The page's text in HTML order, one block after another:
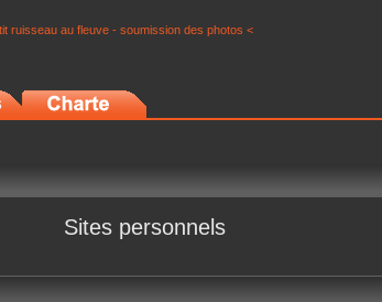
ruisseau au fleuve - soumission des photos <
Sites personnels